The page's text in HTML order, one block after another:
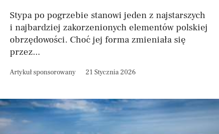
Stypa po pogrzebie stanowi jeden z najstarszych
i najbardziej zakorzenionych elementów polskiej
obrzędowości. Choć jej forma zmieniała się
przez...
Artykuł sponsorowany 21 Stycznia 2026